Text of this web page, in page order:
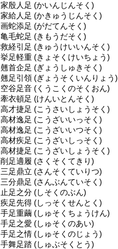
家殷人足 (かいんじんそく)
家給人足 (かきゅうじんそく)
画蛇添足 (がだてんそく)
亀毛蛇足 (きもうだそく)
救経引足 (きゅうけいいんそく)
挙足軽重 (きょそくけいちょう)
翹首企足 (ぎょうしゅきそく)
翹足引領 (ぎょうそくいんりょう)
空谷足音 (くうこくのそくおん)
牽衣頓足 (けんいとんそく)
高才捷足 (こうさいしょうそく)
高材逸足 (こうざいいっそく)
高材逸足 (こうざいいつそく)
高材疾足 (こうざいしっそく)
高材捷足 (こうざいしょうそく)
削足適履 (さくそくてきり)
三足鼎立 (さんそくていりつ)
三分鼎足 (さんぶんていそく)
止足之分 (しそくのぶん)
疾足先得 (しっそくせんとく)
手足重繭 (しゅそくちょうけん)
手足之愛 (しゅそくのあい)
手足之情 (しゅそくのじょう)
手舞足踏 (しゅぶそくとう)